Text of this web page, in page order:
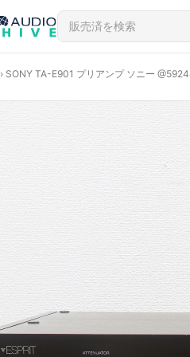
› SONY TA-E901 プリアンプ ソニー